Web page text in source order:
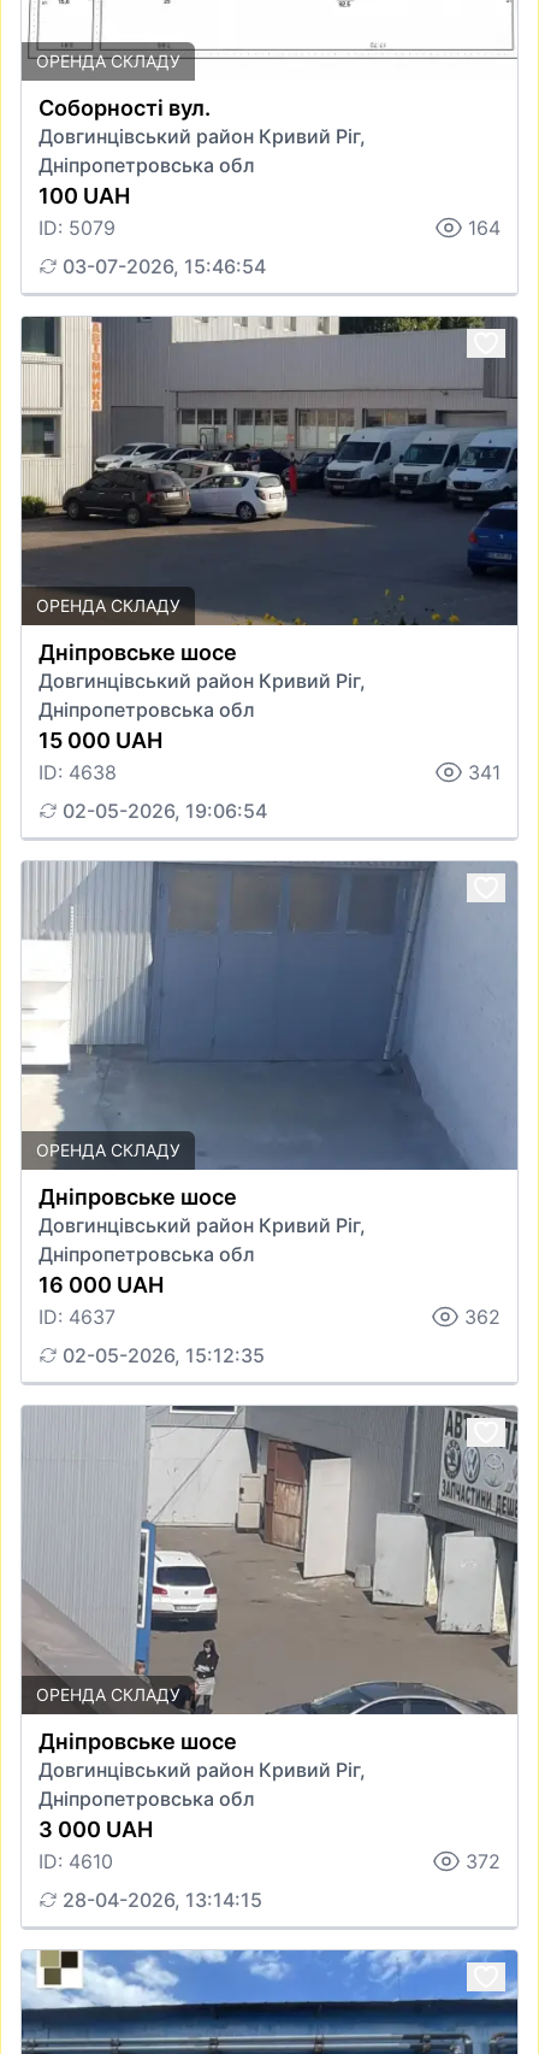
ОРЕНДА СКЛАДУ
Соборності вул.
Довгинцівський район Кривий Ріг,
Дніпропетровська обл
100 UAH
ID: 5079
164
03-07-2026, 15:46:54
ОРЕНДА СКЛАДУ
Дніпровське шосе
Довгинцівський район Кривий Ріг,
Дніпропетровська обл
15 000 UAH
ID: 4638
341
02-05-2026, 19:06:54
ОРЕНДА СКЛАДУ
Дніпровське шосе
Довгинцівський район Кривий Ріг,
Дніпропетровська обл
16 000 UAH
ID: 4637
362
02-05-2026, 15:12:35
ОРЕНДА СКЛАДУ
Дніпровське шосе
Довгинцівський район Кривий Ріг,
Дніпропетровська обл
3 000 UAH
ID: 4610
372
28-04-2026, 13:14:15